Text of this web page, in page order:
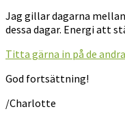
Jag gillar dagarna
dessa dagar. Energi att
Titta gärna in på de
God fortsättning!
/Charlotte